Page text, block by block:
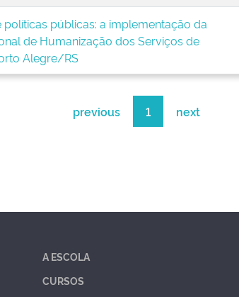
políticas públicas: a implementação da
de Humanização dos Serviços de
Alegre/RS
previous 1 next
A ESCOLA
CURSOS